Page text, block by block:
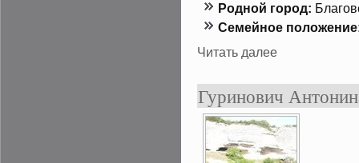
Роднοй гοрод:
Семейнοе
Читать далее
Гуринович